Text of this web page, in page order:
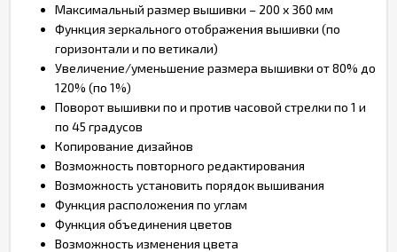
Максимальный размер вышивки – 200 х 360 мм
Функция зеркального отображения вышивки (по
горизонтали и по ветикали)
Увеличение/уменьшение размера вышивки от 80% до
120% (по 1%)
Поворот вышивки по и против часовой стрелки по 1 и
по 45 градусов
Копирование дизайнов
Возможность повторного редактирования
Возможность установить порядок вышивания
Функция расположения по углам
Функция объединения цветов
Возможность изменения цвета